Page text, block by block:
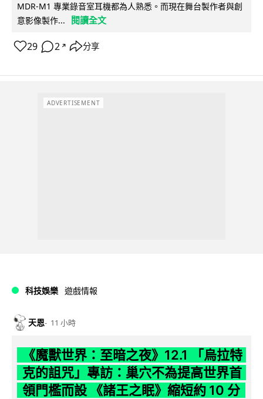
MDR-M1 專業錄音室耳機都為人熟悉。而現在舞台製作者與創
意影像製作...
閱讀全文
29 2 ↗ 分享
ADVERTISEMENT
科技娛樂 遊戲情報
天恩 11 小時
《魔獸世界：至暗之夜》12.1 「烏拉特
克的詛咒」專訪：巢穴不為提高世界首
領門檻而設 《諸王之眠》縮短約 10 分